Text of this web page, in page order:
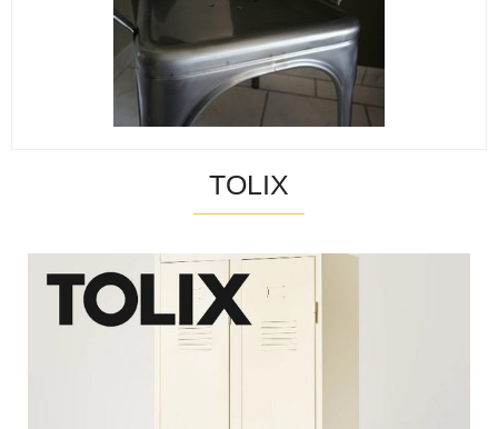
TOLIX